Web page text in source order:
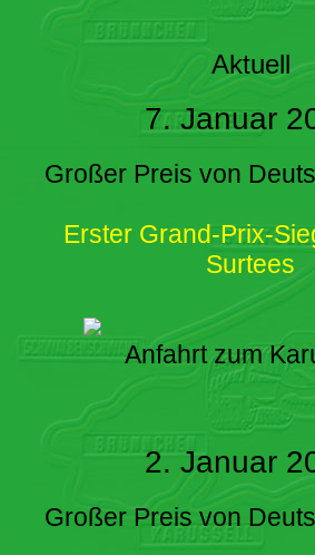
Aktuell
7. Januar
Großer Preis von
Erster Grand-Prix-
Surtees
Anfahrt zum
2. Januar
Großer Preis von